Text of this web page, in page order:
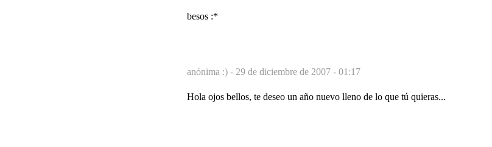
besos :*
anónima :) - 29 de diciembre de 2007 - 01:17
Hola ojos bellos, te deseo un año nuevo lleno de lo que tú quieras...